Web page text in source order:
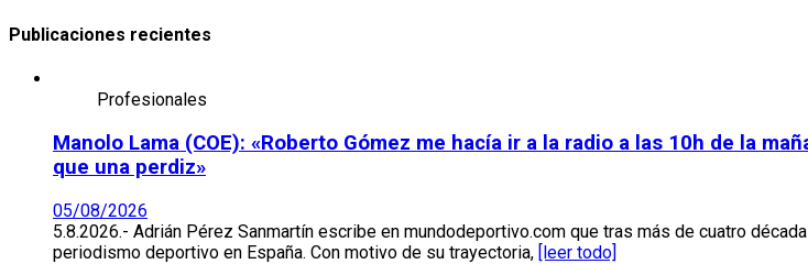
Publicaciones recientes
Profesionales
Manolo Lama (COE): «Roberto Gómez me hacía ir a la radio a las 10h de la
que una perdiz»
05/08/2026
5.8.2026.- Adrián Pérez Sanmartín escribe en mundodeportivo.com que tras más de cuatro
periodismo deportivo en España. Con motivo de su trayectoria, [leer todo]